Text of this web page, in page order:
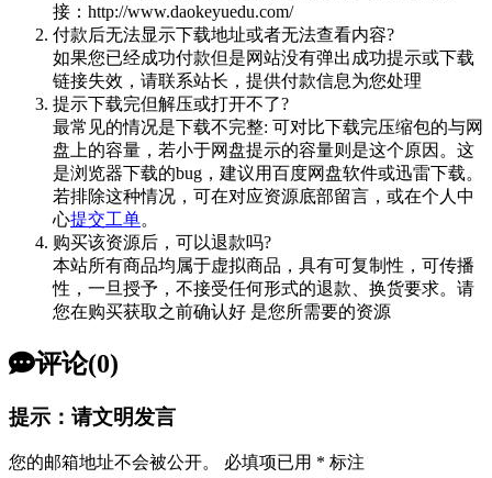
接：http://www.daokeyuedu.com/
付款后无法显示下载地址或者无法查看内容?
如果您已经成功付款但是网站没有弹出成功提示或下载
链接失效，请联系站长，提供付款信息为您处理
提示下载完但解压或打开不了?
最常见的情况是下载不完整: 可对比下载完压缩包的与网
盘上的容量，若小于网盘提示的容量则是这个原因。这
是浏览器下载的bug，建议用百度网盘软件或迅雷下载。
若排除这种情况，可在对应资源底部留言，或在个人中
心提交工单。
购买该资源后，可以退款吗?
本站所有商品均属于虚拟商品，具有可复制性，可传播
性，一旦授予，不接受任何形式的退款、换货要求。请
您在购买获取之前确认好 是您所需要的资源
评论(0)
提示：请文明发言
您的邮箱地址不会被公开。 必填项已用 * 标注